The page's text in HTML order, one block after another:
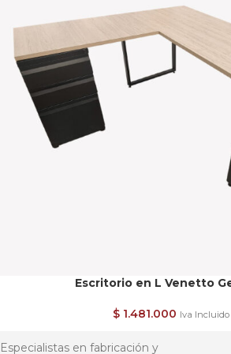
Escritorio en L Venetto
$ 1.481.000 Iva Incluido
Especialistas en fabricación y